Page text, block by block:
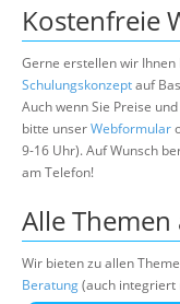
Kostenfreie
Gerne erstellen wir
Schulungskonzeptauf
Auch wenn Sie Preise
bitte unserWebformular
9-16 Uhr). Auf Wunsch
am Telefon!
Alle
Wir bieten zu allen
Beratung(auch integriert